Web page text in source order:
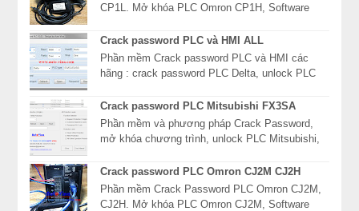
CP1L. Mở khóa PLC Omron CP1H, Software
khẩu PLC Omron CP1*...
Crack password PLC và HMI ALL
Phần mềm Crack password PLC và HMI các
hãng : crack password PLC Delta, unlock PLC
mật khẩu P...
Crack password PLC Mitsubishi FX3SA
Phần mềm và phương pháp Crack Password,
mở khóa chương trình, unlock PLC Mitsubishi,
FX3SA, FX3...
Crack password PLC Omron CJ2M CJ2H
Phần mềm Crack Password PLC Omron CJ2M,
CJ2H. Mở khóa PLC Omron CJ2M, Software